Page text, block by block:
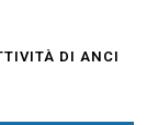
DI ANCI